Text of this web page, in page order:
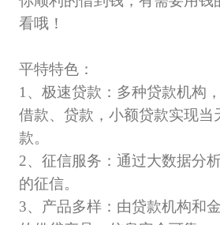
看哦！
平特特色：
1 、极速贷款：多种贷款机构
借款、贷款，小额贷款实现当
款。
2、征信服务：通过大数据分
的征信。
3、产品多样：由贷款机构和